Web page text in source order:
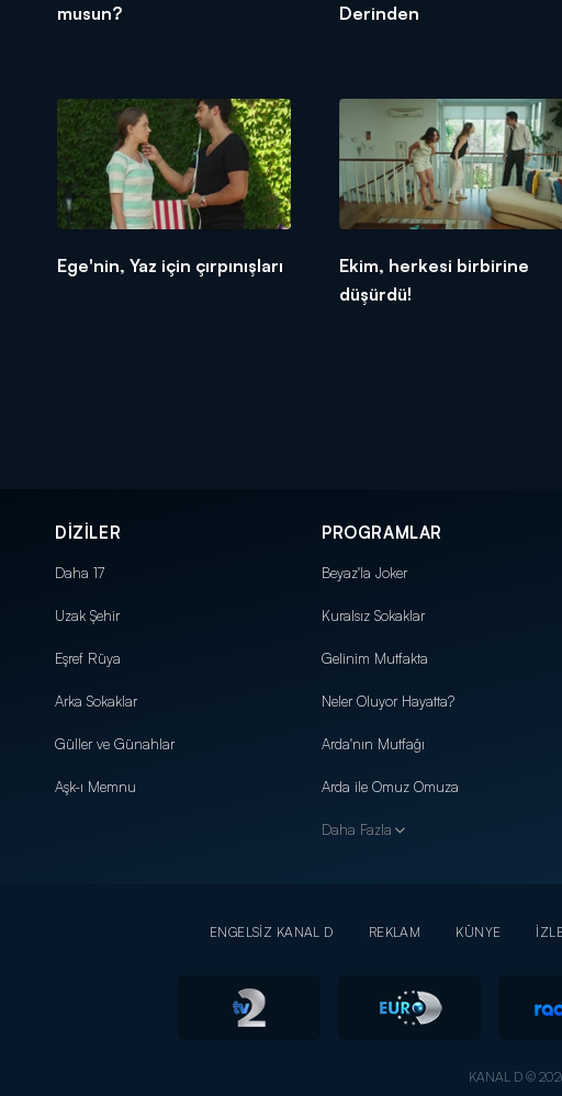
musun?
Derinden
Ege'nin, Yaz için çırpınışları
Ekim, herkesi birbirine
düşürdü!
DİZİLER
Daha 17
Uzak Şehir
Eşref Rüya
Arka Sokaklar
Güller ve Günahlar
Aşk-ı Memnu
PROGRAMLAR
Beyaz'la Joker
Kuralsız Sokaklar
Gelinim Mutfakta
Neler Oluyor Hayatta?
Arda'nın Mutfağı
Arda ile Omuz Omuza
Daha Fazla
ENGELSİZ KANAL D REKLAM KÜNYE
KANAL D ©